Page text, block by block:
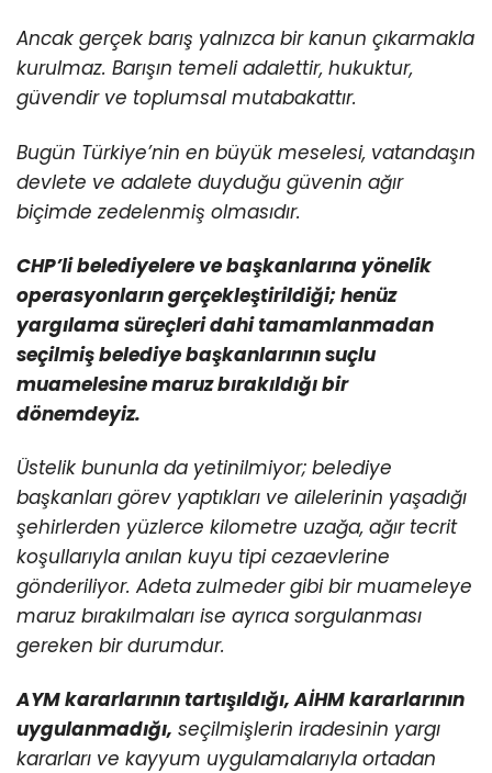
Ancak gerçek barış yalnızca bir kanun çıkarmakla
kurulmaz. Barışın temeli adalettir, hukuktur,
güvendir ve toplumsal mutabakattır.
Bugün Türkiye’nin en büyük meselesi, vatandaşın
devlete ve adalete duyduğu güvenin ağır
biçimde zedelenmiş olmasıdır.
CHP’li belediyelere ve başkanlarına yönelik
operasyonların gerçekleştirildiği; henüz
yargılama süreçleri dahi tamamlanmadan
seçilmiş belediye başkanlarının suçlu
muamelesine maruz bırakıldığı bir
dönemdeyiz.
Üstelik bununla da yetinilmiyor; belediye
başkanları görev yaptıkları ve ailelerinin yaşadığı
şehirlerden yüzlerce kilometre uzağa, ağır tecrit
koşullarıyla anılan kuyu tipi cezaevlerine
gönderiliyor. Adeta zulmeder gibi bir muameleye
maruz bırakılmaları ise ayrıca sorgulanması
gereken bir durumdur.
AYM kararlarının tartışıldığı, AİHM kararlarının
uygulanmadığı, seçilmişlerin iradesinin yargı
kararları ve kayyum uygulamalarıyla ortadan